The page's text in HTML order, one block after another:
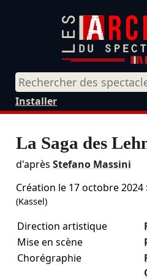
Installer
La Saga des
d'après Stefano Massini
Création le 17 octobre 2024:
(Kassel)
Direction artistique
Mise en scène
Chorégraphie